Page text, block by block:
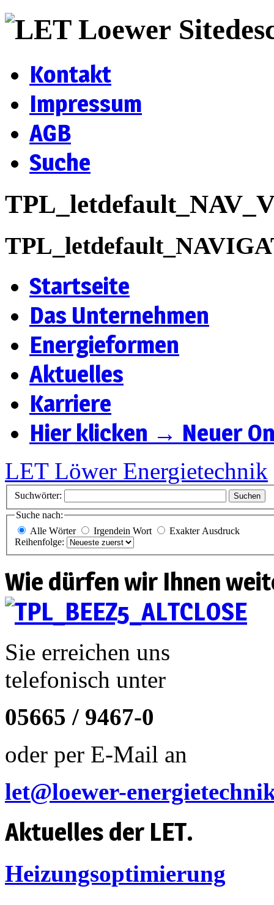
Kontakt
Impressum
AGB
Suche
Startseite
Das Unternehmen
Energieformen
Aktuelles
Karriere
Hier klicken → Neuer
LET Löwer Energietechnik
Suchwörter: Suchen
Suche nach:
Alle Wörter
Irgendein Wort
Exakter Ausdruck
Reihenfolge:
Wie dürfen wir Ihnen
Sie erreichen uns
telefonisch unter
05665 / 9467-0
oder per E-Mail an
let@loewer-
Aktuelles der LET.
Heizungsoptimierung